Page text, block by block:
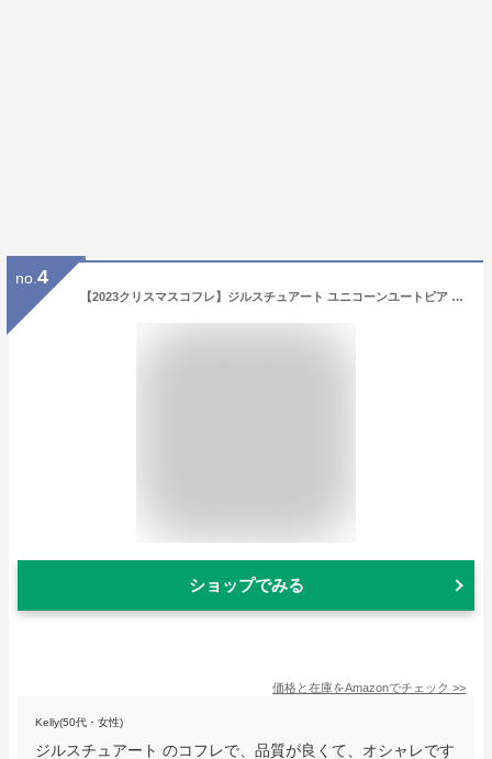
no. 4
【2023クリスマスコフレ】ジルスチュアート ユニコーンユートピア コレクション
ショップでみる
価格と在庫をAmazonでチェック >>
Kelly(50代・女性)
ジルスチュアート のコフレで、品質が良くて、オシャレです